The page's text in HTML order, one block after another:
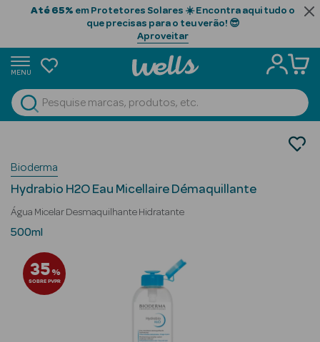
Até 65% em Protetores Solares ☀️ Encontra aqui tudo o
que precisas para o teu verão! 😎
Aproveitar
MENU
Ver Tudo
Beauty Season
Cabelo
Beauty Season
Beauty Season
Cosmética
Água Micelar
Bioderma
Hydrabio H2O Eau Micellaire Démaquillante
Água Micelar Desmaquilhante Hidratante
500ml
35%
SOBRE PVPR